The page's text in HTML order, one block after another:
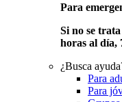
Para
Si no se
horas al día,
¿Busca
Para
Para